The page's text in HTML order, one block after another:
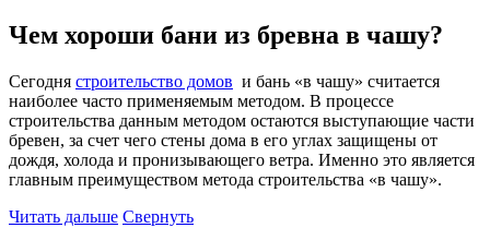
Чем хороши бани из бревна в чашу?
Сегодня строительство домов и бань «в чашу» считается
наиболее часто применяемым методом. В процессе
строительства данным методом остаются выступающие части
бревен, за счет чего стены дома в его углах защищены от
дождя, холода и пронизывающего ветра. Именно это является
главным преимуществом метода строительства «в чашу».
Читать дальше Свернуть